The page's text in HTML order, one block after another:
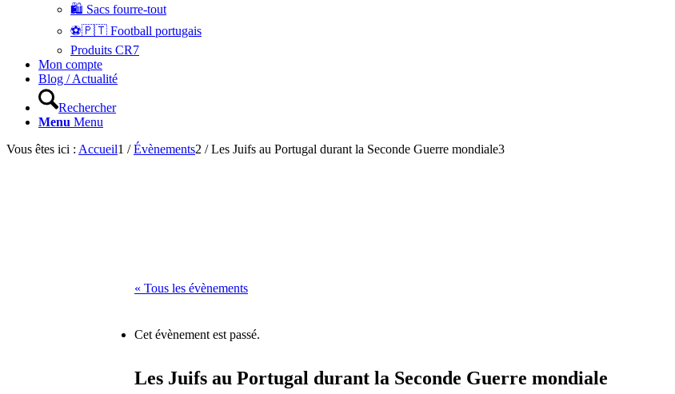
🛍 Sacs fourre-tout
⚽🇵🇹 Football portugais
Produits CR7
Mon compte
Blog / Actualité
Rechercher
Menu Menu
Vous êtes ici : Accueil1 / Évènements2 / Les Juifs au Portugal durant la Seconde Guerre mondiale3
« Tous les évènements
Cet évènement est passé.
Les Juifs au Portugal durant la Seconde Guerre mondiale